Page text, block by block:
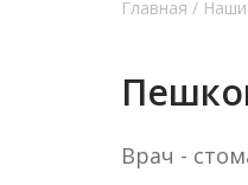
Главная /
Врач -